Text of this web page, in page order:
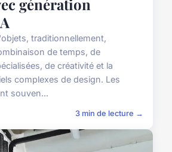
génération
traditionnellement,
de temps, de
de créativité et la
complexes de design. Les
souven...
3 min de lecture →